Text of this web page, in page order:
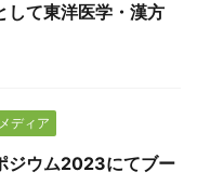
して東洋医学・漢方
メディア
ジウム2023にてブー